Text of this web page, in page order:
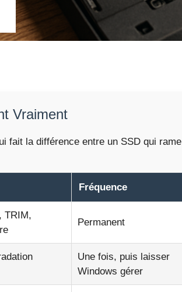
Vraiment
fait la différence entre un SSD qui rame
Fréquence
TRIM,
Permanent
Une fois, puis laisser
Windows gérer